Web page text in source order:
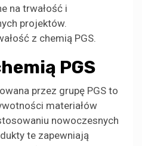
na trwałość i
projektów.
z chemią PGS.
PGS
przez grupę PGS to
materiałów
nowoczesnych
te zapewniają